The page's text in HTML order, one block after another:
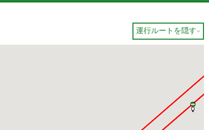
運行ルートを隠す